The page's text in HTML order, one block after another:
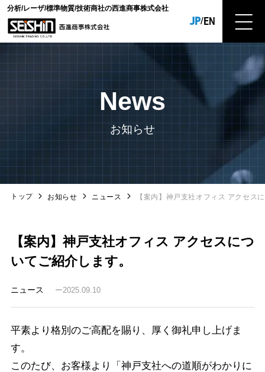
分析/レーザ/標準物質/技術商社の西進商事株式会社
JP/EN
News
お知らせ
トップ お知らせ ニュース 【案内】神戸支社オフィス アクセス
【案内】神戸支社オフィス アクセスにつ
いてご紹介します。
ニュース 2025.09.10
平素より格別のご高配を賜り、厚く御礼申し上げま
す。
このたび、お客様より「神戸支社への道順がわかりに